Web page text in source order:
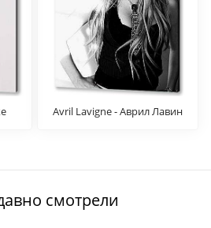
Avril Lavigne - Аврил Лавин
смотрели